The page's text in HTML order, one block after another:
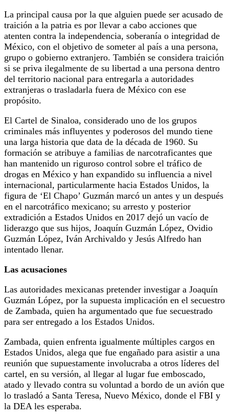
La principal causa por la que alguien puede ser acusado de
traición a la patria es por llevar a cabo acciones que
atenten contra la independencia, soberanía o integridad de
México, con el objetivo de someter al país a una persona,
grupo o gobierno extranjero. También se considera traición
si se priva ilegalmente de su libertad a una persona dentro
del territorio nacional para entregarla a autoridades
extranjeras o trasladarla fuera de México con ese
propósito.
El Cartel de Sinaloa, considerado uno de los grupos
criminales más influyentes y poderosos del mundo tiene
una larga historia que data de la década de 1960. Su
formación se atribuye a familias de narcotraficantes que
han mantenido un riguroso control sobre el tráfico de
drogas en México y han expandido su influencia a nivel
internacional, particularmente hacia Estados Unidos, la
figura de ‘El Chapo’ Guzmán marcó un antes y un después
en el narcotráfico mexicano; su arresto y posterior
extradición a Estados Unidos en 2017 dejó un vacío de
liderazgo que sus hijos, Joaquín Guzmán López, Ovidio
Guzmán López, Iván Archivaldo y Jesús Alfredo han
intentado llenar.
Las acusaciones
Las autoridades mexicanas pretender investigar a Joaquín
Guzmán López, por la supuesta implicación en el secuestro
de Zambada, quien ha argumentado que fue secuestrado
para ser entregado a los Estados Unidos.
Zambada, quien enfrenta igualmente múltiples cargos en
Estados Unidos, alega que fue engañado para asistir a una
reunión que supuestamente involucraba a otros líderes del
cartel, en su versión, al llegar al lugar fue emboscado,
atado y llevado contra su voluntad a bordo de un avión que
lo trasladó a Santa Teresa, Nuevo México, donde el FBI y
la DEA les esperaba.